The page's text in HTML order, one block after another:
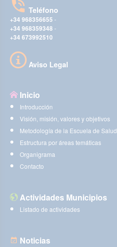
Teléfono
+34 968356655 -
+34 968359348 -
+34 673992510
Aviso Legal
Inicio
Introducción
Visión, misión, valores y objetivos
Metodología de la Escuela de Salud
Estructura por áreas temáticas
Organigrama
Contacto
Actividades Municipios
Listado de actividades
Noticias